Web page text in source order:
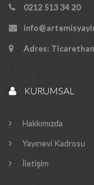
0212 513 34 20
Adres:
KURUMSAL
Hakkımızda
Yayınevi Kadrosu
İletişim